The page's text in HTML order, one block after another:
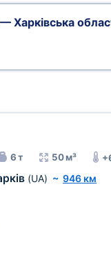
Харківська
6 т 50 м³
(UA) ~ 946 км